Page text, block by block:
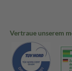
Vertraue unserem